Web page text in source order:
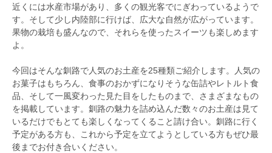
近くには水産市場があり、多くの観光客でにぎわっているようで
す。そして少し内陸部に行けば、広大な自然が広がっています。
果物の栽培も盛んなので、それらを使ったスイーツも楽しめます
よ。
今回はそんな釧路で人気のお土産を25種類ご紹介します。人気の
お菓子はもちろん、食事のおかずになりそうな缶詰やレトルト食
品、そして一風変わった見た目をしたものまで、さまざまなもの
を掲載しています。釧路の魅力を詰め込んだ数々のお土産は見て
いるだけでもとても楽しくなってくること請け合い。釧路に行く
予定がある方も、これから予定を立てようとしている方もぜひ最
後までお付き合いください。